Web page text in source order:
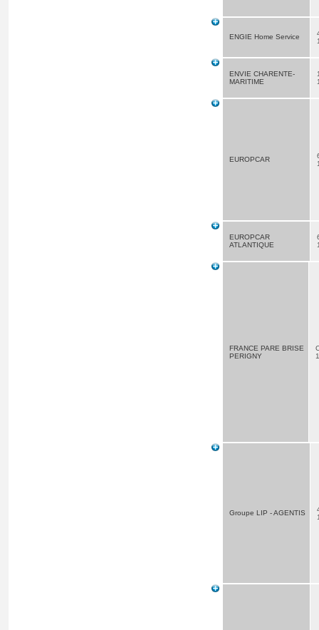
ENGIE Home Service
ENVIE CHARENTE-
MARITIME
EUROPCAR
EUROPCAR
ATLANTIQUE
FRANCE PARE BRISE
PERIGNY
Groupe LIP - AGENTIS